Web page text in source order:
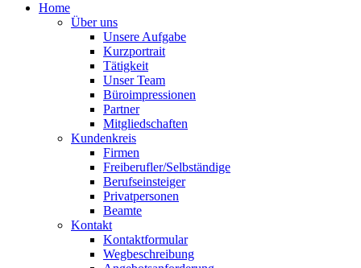
Home
Über uns
Unsere Aufgabe
Kurzportrait
Tätigkeit
Unser Team
Büroimpressionen
Partner
Mitgliedschaften
Kundenkreis
Firmen
Freiberufler/Selbständige
Berufseinsteiger
Privatpersonen
Beamte
Kontakt
Kontaktformular
Wegbeschreibung